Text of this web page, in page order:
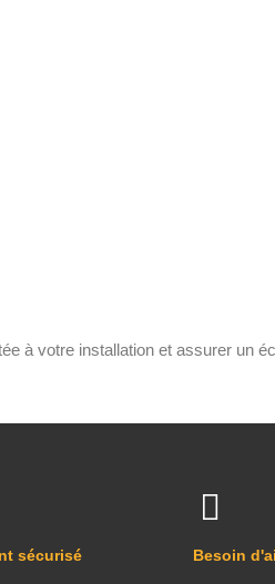
à votre installation et assurer un
sécurisé Besoin